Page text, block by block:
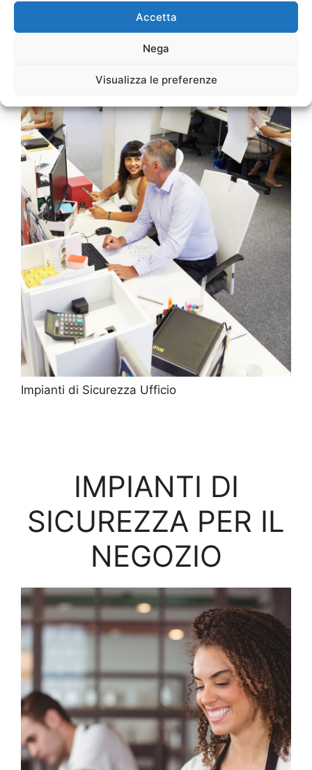
Accetta
Nega
Visualizza le preferenze
Impianti di Sicurezza Ufficio
IMPIANTI DI
SICUREZZA PER IL
NEGOZIO